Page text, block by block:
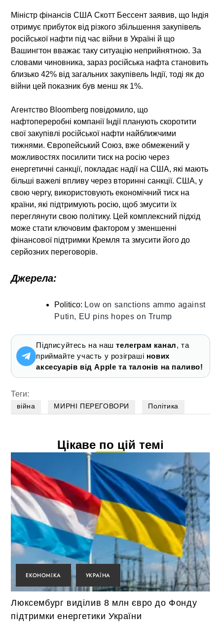
Міністр фінансів США Скотт Бессент заявив, що Індія
отримує прибуток від різкого збільшення закупівель
російської нафти під час війни в Україні й що
Вашингтон вважає таку ситуацію неприйнятною. За
словами чиновника, зараз російська нафта становить
близько 42% від загальних закупівель Індії, тоді як до
війни цей показник був менш як 1%.
Агентство Bloomberg повідомило, що
нафтопереробні компанії Індії планують скоротити
свої закупівлі російської нафти найближчими
тижнями. Європейський Союз, вже обмежений у
можливостях посилити тиск на росію через
енергетичні санкції, покладає надії на США, які мають
більші важелі впливу через вторинні санкції. США, у
свою чергу, використовують економічний тиск на
країни, які підтримують росію, щоб змусити їх
переглянути свою політику. Цей комплексний підхід
може стати ключовим фактором у зменшенні
фінансової підтримки Кремля та змусити його до
серйозних переговорів.
Джерела:
Politico: Low on sanctions ammo against
Putin, EU pins hopes on Trump
Підписуйтесь на наштелеграм канал, та
приймайте участь у розіграші нових
аксесуарів від Apple та талонів на паливо!
Теги:
війна МИРНІ ПЕРЕГОВОРИ Політика
Цікаве по цій темі
ЕКОНОМІКА УКРАЇНА
Люксембург виділив 8 млн євро до Фонду
підтримки енергетики України